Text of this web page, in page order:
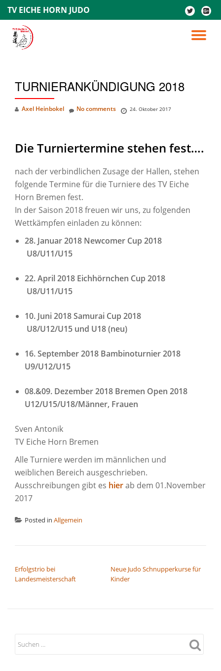
content
TV EICHE HORN JUDO
fa-
twitter
fa-
plus-
square
TURNIERANKÜNDIGUNG 2018
Axel Heinbokel 24. Oktober 2017
No comments
Die Turniertermine stehen fest….
nach der verbindlichen Zusage der Hallen, stehen
folgende Termine für die Turniere des TV Eiche
Horn Bremen fest.
In der Saison 2018 freuen wir uns, zu folgenden
Wettkämpfen einladen zu können:
28. Januar 2018 Newcomer Cup 2018
U8/U11/U15
22. April 2018 Eichhörnchen Cup 2018
U8/U11/U15
10. Juni 2018 Samurai Cup 2018
U8/U12/U15 und U18 (neu)
16. September 2018 Bambinoturnier 2018
U9/U12/U15
08.&09. Dezember 2018 Bremen Open 2018
U12/U15/U18/Männer, Frauen
Sven Antonik
TV Eiche Horn Bremen
Alle Turniere werden im männlichen und
weiblichen Bereich ausgeschrieben.
Ausschreibungen gibt es hierab dem 01.November
2017
Posted in Allgemein
Erfolgstrio bei
Landesmeisterschaft
Neue Judo Schnupperkurse für
Kinder